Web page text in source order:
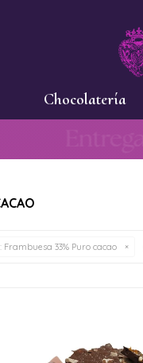
Chocolatería
Frambuesa 33% Puro cacao